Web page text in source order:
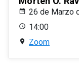
26 de Marzo
14:00
Zoom